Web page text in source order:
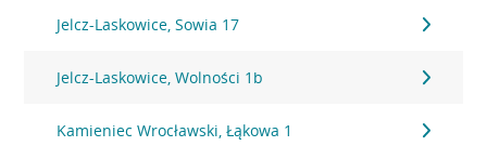
Jelcz-Laskowice, Sowia 17
Jelcz-Laskowice, Wolności 1b
Kamieniec Wrocławski, Łąkowa 1